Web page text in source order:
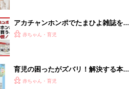
PR（Amazon）